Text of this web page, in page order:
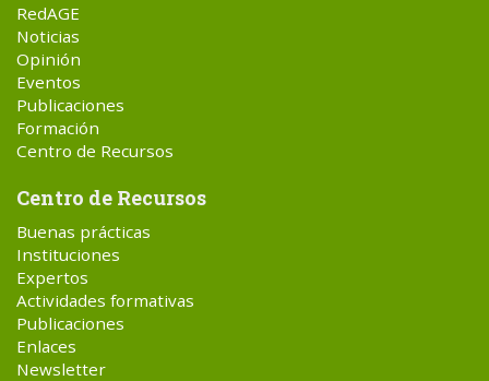
RedAGE
Noticias
Opinión
Eventos
Publicaciones
Formación
Centro de Recursos
Centro de Recursos
Buenas prácticas
Instituciones
Expertos
Actividades formativas
Publicaciones
Enlaces
Newsletter